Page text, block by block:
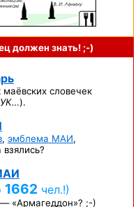
должензнать! ;-)
маёвских словечек
).
, эмблема МАИ,
1662 чел.!)
— «Армагеддон»? ;-)